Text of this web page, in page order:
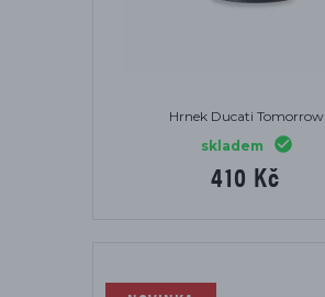
Hrnek Ducati Tomorrow
skladem
410 Kč